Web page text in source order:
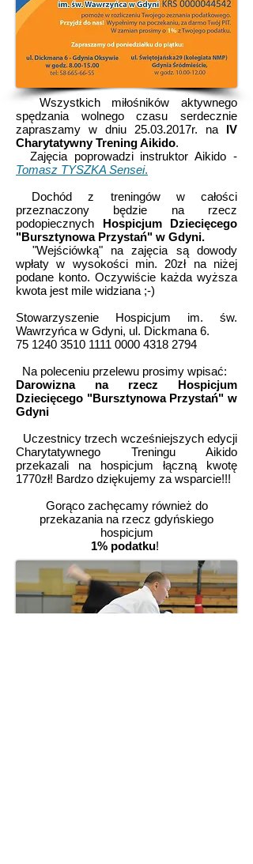
Wszystkich miłośników aktywnego
spędzania wolnego czasu serdecznie
zapraszamy w dniu 25.03.2017r. na IV
Charytatywny Trening Aikido.
Zajęcia poprowadzi instruktor Aikido -
Tomasz TYSZKA Sensei.
Dochód z treningów w całości
przeznaczony będzie na rzecz
podopiecznych Hospicjum Dziecięcego
"Bursztynowa Przystań" w Gdyni.
"Wejściówką" na zajęcia są dowody
wpłaty w wysokości min. 20zł na niżej
podane konto. Oczywiście każda wyższa
kwota jest mile widziana ;-)
Stowarzyszenie Hospicjum im. św.
Wawrzyńca w Gdyni, ul. Dickmana 6.
75 1240 3510 1111 0000 4318 2794
Na poleceniu przelewu prosimy wpisać:
Darowizna na rzecz Hospicjum
Dziecięcego "Bursztynowa Przystań" w
Gdyni
Uczestnicy trzech wcześniejszych edycji
Charytatywnego Treningu Aikido
przekazali na hospicjum łączną kwotę
1770zł! Bardzo dziękujemy za wsparcie!!!
Gorąco zachęcamy również do
przekazania na rzecz gdyńskiego
hospicjum
1% podatku!